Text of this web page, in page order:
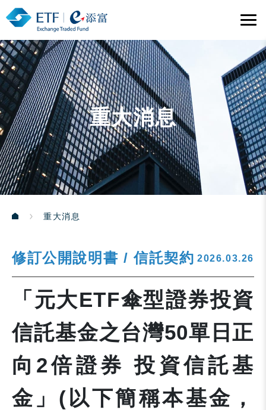
重大消息
重大消息
修訂公開說明書 / 信託契約 2026.03.26
「元大ETF傘型證券投資
信託基金之台灣50單日正
向2倍證券 投資信託基
金」(以下簡稱本基金，